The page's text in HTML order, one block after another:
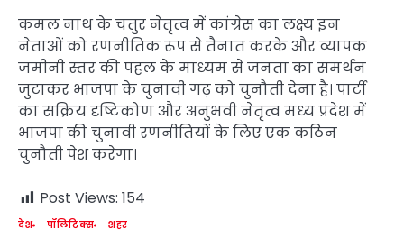
कमल नाथ के चतुर नेतृत्व में कांग्रेस का लक्ष्य इन
नेताओं को रणनीतिक रूप से तैनात करके और व्यापक
जमीनी स्तर की पहल के माध्यम से जनता का समर्थन
जुटाकर भाजपा के चुनावी गढ़ को चुनौती देना है। पार्टी
का सक्रिय दृष्टिकोण और अनुभवी नेतृत्व मध्य प्रदेश में
भाजपा की चुनावी रणनीतियों के लिए एक कठिन
चुनौती पेश करेगा।
Post Views: 154
देश पॉलिटिक्स शहर